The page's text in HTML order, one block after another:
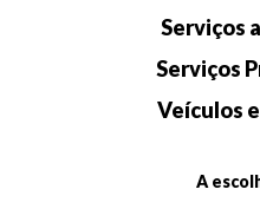
Serviços
Serviços
Veículos
A